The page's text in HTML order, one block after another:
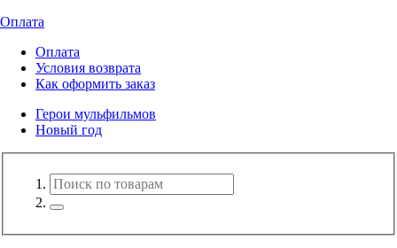
Оплата
Оплата
Условия возврата
Как оформить заказ
Герои мульфильмов
Новый год